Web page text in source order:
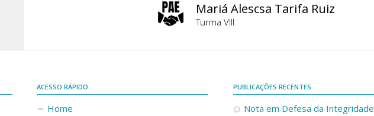
Mariá Alescsa Tarifa Ruiz
Turma VIII
ACESSO RÁPIDO
Home
PUBLICAÇÕES RECENTES
Nota em Defesa da Integridade